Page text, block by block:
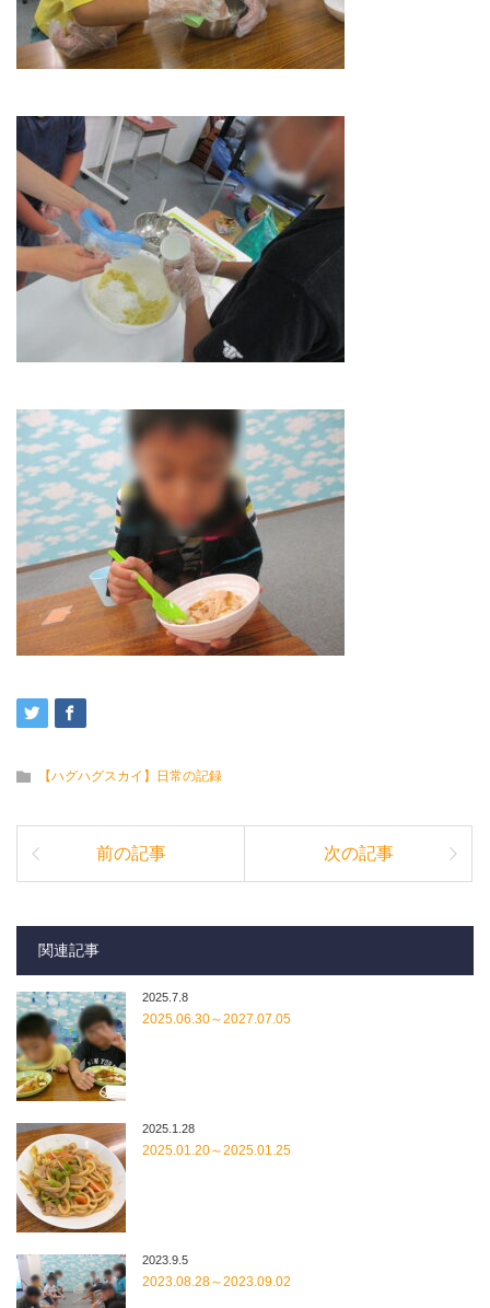
【ハグハグスカイ】日常の記録
前の記事 次の記事
関連記事
2025.7.8
2025.06.30～2027.07.05
2025.1.28
2025.01.20～2025.01.25
2023.9.5
2023.08.28～2023.09.02